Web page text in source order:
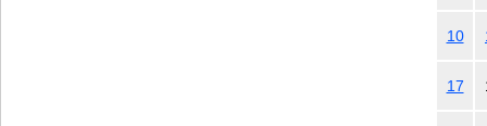
10
17